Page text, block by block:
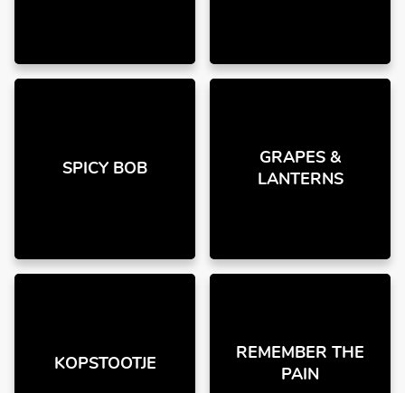
SPICY BOB
GRAPES &
LANTERNS
KOPSTOOTJE
REMEMBER THE
PAIN